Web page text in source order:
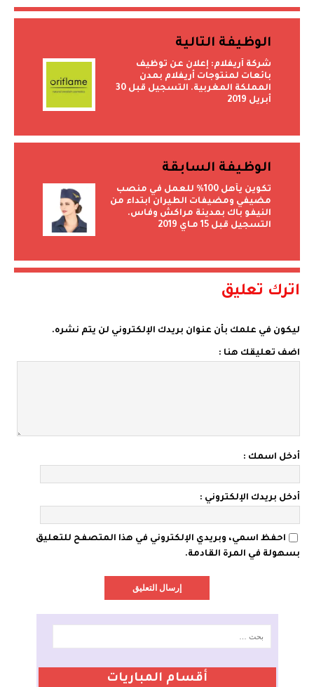
الوظيفة التالية
شركة أريفلام: إعلان عن توظيف
بائعات لمنتوجات أريفلام بمدن
المملكة المغربية. التسجيل قبل 30
أبريل 2019
الوظيفة السابقة
تكوين يأهل 100% للعمل في منصب
مضيفي ومضيفات الطيران ابتداء من
النيفو باك بمدينة مراكش وفاس.
التسجيل قبل 15 مـاي 2019
اترك تعليق
ليكون في علمك بأن عنوان بريدك الإلكتروني لن يتم نشره.
اضف تعليقك هنا :
أدخل اسمك :
أدخل بريدك الإلكتروني :
احفظ اسمي، وبريدي الإلكتروني في هذا المتصفح للتعليق
بسهولة في المرة القادمة.
أقسام المباريات